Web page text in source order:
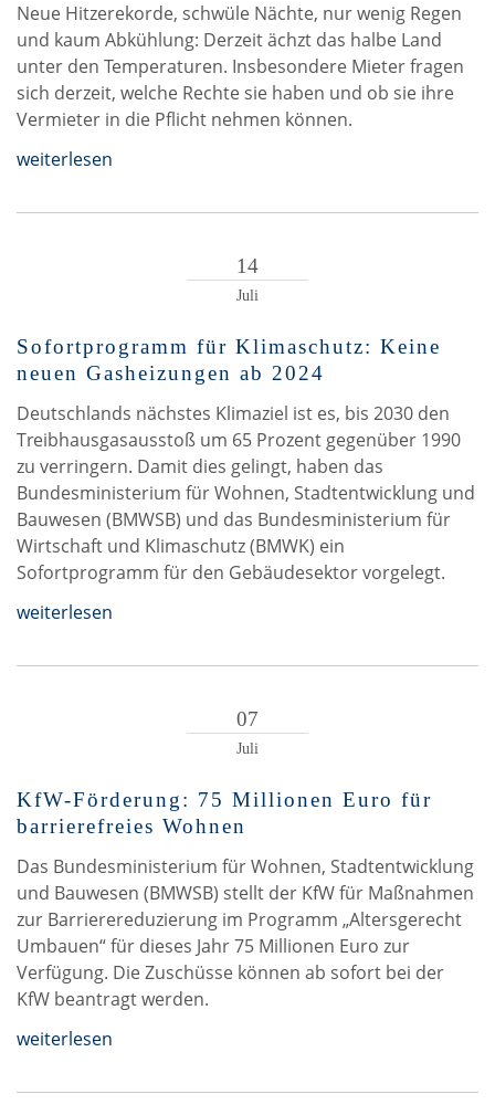
Neue Hitzerekorde, schwüle Nächte, nur wenig Regen
und kaum Abkühlung: Derzeit ächzt das halbe Land
unter den Temperaturen. Insbesondere Mieter fragen
sich derzeit, welche Rechte sie haben und ob sie ihre
Vermieter in die Pflicht nehmen können.
weiterlesen
14
Juli
Sofortprogramm für Klimaschutz: Keine
neuen Gasheizungen ab 2024
Deutschlands nächstes Klimaziel ist es, bis 2030 den
Treibhausgasausstoß um 65 Prozent gegenüber 1990
zu verringern. Damit dies gelingt, haben das
Bundesministerium für Wohnen, Stadtentwicklung und
Bauwesen (BMWSB) und das Bundesministerium für
Wirtschaft und Klimaschutz (BMWK) ein
Sofortprogramm für den Gebäudesektor vorgelegt.
weiterlesen
07
Juli
KfW-Förderung: 75 Millionen Euro für
barrierefreies Wohnen
Das Bundesministerium für Wohnen, Stadtentwicklung
und Bauwesen (BMWSB) stellt der KfW für Maßnahmen
zur Barrierereduzierung im Programm „Altersgerecht
Umbauen“ für dieses Jahr 75 Millionen Euro zur
Verfügung. Die Zuschüsse können ab sofort bei der
KfW beantragt werden.
weiterlesen